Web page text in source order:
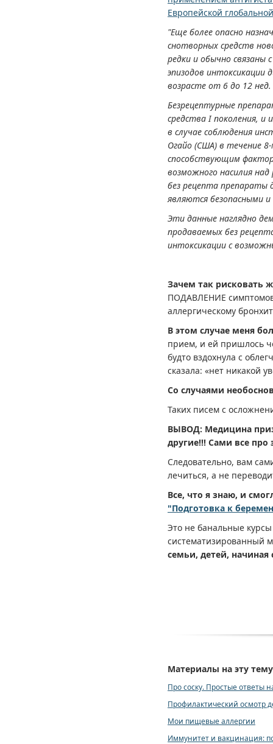
Европейской
"Еще более опасно
снотворных средств
редки и обычно связаны
эпизодов интоксикации
возрасте от 6 до 12 нед.
Безрецептурные
средства I поколения,
в случае соблюдения
Огайо (США) в течение
способствующим
возможного насилия
без рецепта препараты
являются безопасными
Эти данные наглядно
продаваемых без
интоксикации с
Зачем так рисковать
ПОДАВЛЕНИЕ симптомов,
аллергическому
В этом случае меня
прием, и ей пришлось
будто вздохнула с
сказала: «нет никакой
Со случаями
Таких писем с
ВЫВОД: Медицина
другие!!! Сами все про
Следовательно, вам
лечиться, а не
Все, что я знаю, и
"Подготовка к
Это не банальные
систематизированный
семьи, детей, начиная
Материалы на эту тему
Про соску. Простые ответы
Профилактический осмотр
Мои пищевые аллергии
Иммунитет и вакцинация: